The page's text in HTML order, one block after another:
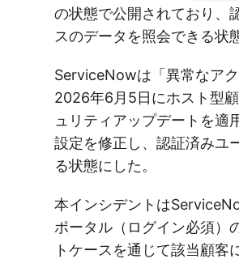
の状態で公開されており、
スのデータを照会できる状
ServiceNowは「異常なア
2026年6月5日にホスト型
ュリティアップデートを適
設定を修正し、認証済みユ
る状態にした。
本インシデントは
ポータル（ログイン必須）
トケースを通じて該当顧客